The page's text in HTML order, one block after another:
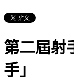
第二屆
手」